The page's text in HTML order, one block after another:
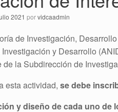
2021 porvidcaadmin
de Investigación,
y Desarrollo
de la Subdirección de
esta actividad, se debe
y diseño de cada uno de